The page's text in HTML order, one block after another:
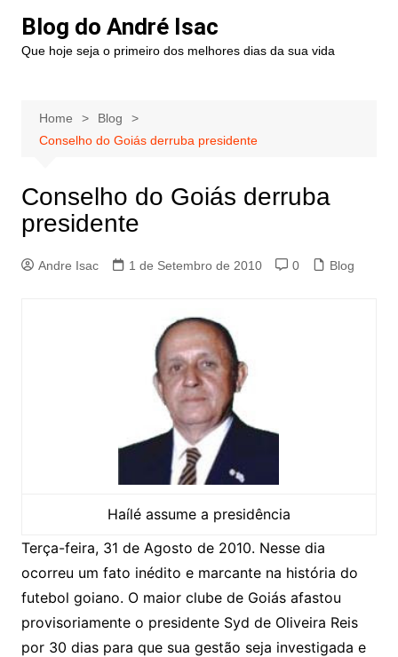
Blog do André Isac
Que hoje seja o primeiro dos melhores dias da sua vida
Home
Blog
Conselho do Goiás derruba presidente
Conselho do Goiás derruba
presidente
Andre Isac 1 de Setembro de 2010 0 Blog
Haílé assume a presidência
Terça-feira, 31 de Agosto de 2010. Nesse dia
ocorreu um fato inédito e marcante na história do
futebol goiano. O maior clube de Goiás afastou
provisoriamente o presidente Syd de Oliveira Reis
por 30 dias para que sua gestão seja investigada e